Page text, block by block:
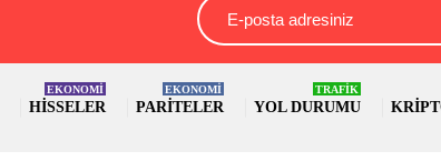
Erzurum
EskişehirGazeteleri
Gaziantep Gazeteleri
HISSELER
EKONOMİ
PARITELER
EKONOMİ
YOL DURUMU
TRAFİK